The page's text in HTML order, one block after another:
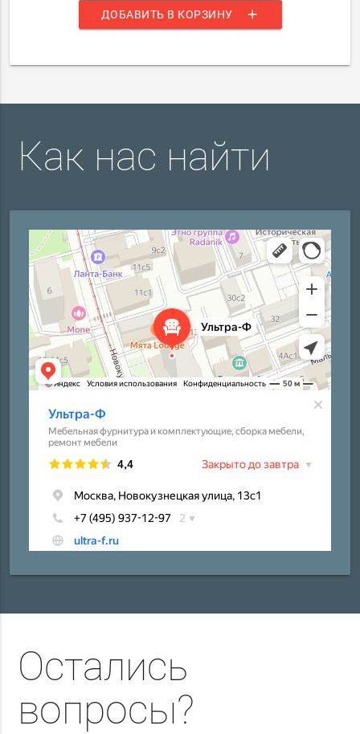
ДОБАВИТЬ В КОРЗИНУ add
Как нас найти
Остались
вопросы?